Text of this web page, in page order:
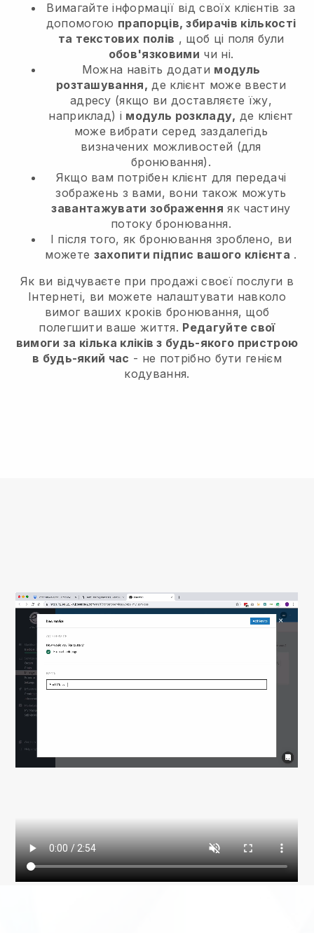
Вимагайте інформації від своїх клієнтів за
допомогою прапорців, збирачів кількості
та текстових полів , щоб ці поля були
обов'язковими чи ні.
Можна навіть додати модуль
розташування, де клієнт може ввести
адресу (якщо ви доставляєте їжу,
наприклад) і модуль розкладу, де клієнт
може вибрати серед заздалегідь
визначених можливостей (для
бронювання).
Якщо вам потрібен клієнт для передачі
зображень з вами, вони також можуть
завантажувати зображення як частину
потоку бронювання.
І після того, як бронювання зроблено, ви
можете захопити підпис вашого клієнта .
Як ви відчуваєте при продажі своєї послуги в
Інтернеті, ви можете налаштувати навколо
вимог ваших кроків бронювання, щоб
полегшити ваше життя. Редагуйте свої
вимоги за кілька кліків з будь-якого пристрою
в будь-який час - не потрібно бути генієм
кодування.